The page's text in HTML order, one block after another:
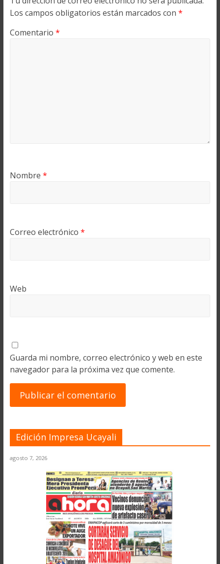
Los campos obligatorios están marcados con *
Comentario *
Nombre *
Correo electrónico *
Web
Guarda mi nombre, correo electrónico y web en este
navegador para la próxima vez que comente.
Edición Impresa Ucayali
agosto 7, 2026